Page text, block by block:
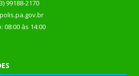
99188-2170
às 14:00